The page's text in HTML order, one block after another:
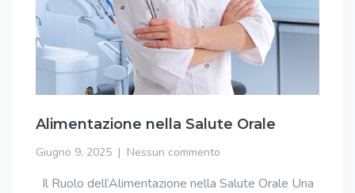
Alimentazione nella Salute Orale
Giugno 9, 2025 Nessun commento
Il Ruolo dell’Alimentazione nella Salute Orale Una